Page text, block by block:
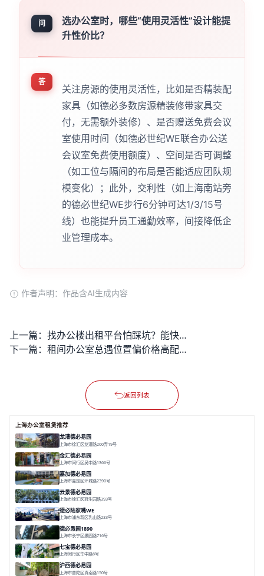
问
选办公室时，哪些“使用灵活性”设计能提
升性价比？
答
关注房源的使用灵活性，比如是否精装配
家具（如德必多数房源精装修带家具交
付，无需额外装修）、是否赠送免费会议
室使用时间（如德必世纪WE联合办公送
会议室免费使用额度）、空间是否可调整
（如工位与隔间的布局是否能适应团队规
模变化）；此外，交利性（如上海南站旁
的德必世纪WE步行6分钟可达1/3/15号
线）也能提升员工通勤效率，间接降低企
业管理成本。
作者声明：作品含AI生成内容
上一篇：
找办公楼出租平台怕踩坑？能快速匹配合适的办公房源吗？
下一篇：
租间办公室总遇位置偏价格高配套差？这些潜在问题如何解决？
返回列表
上海办公室租赁推荐
龙漕德必易园
上海市徐汇区龙漕路200弄19号
金汇德必易园
上海市闵行区吴中路1366号
嘉加德必易园
上海市嘉定区环城路2390号
云景德必易园
上海市徐汇区冠生园路393号
德必陆家嘴WE
上海市浦东新区乳山路233号
德必愚园1890
上海市长宁区愚园路716号
七宝德必易园
上海闵行区华中路6号
沪西德必易园
上海市普陀区真南路150号